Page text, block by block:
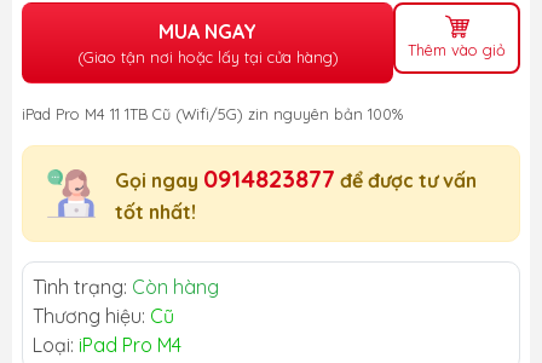
MUA NGAY
(Giao tận nơi hoặc lấy tại cửa hàng) Thêm vào giỏ
iPad Pro M4 11 1TB Cũ (Wifi/5G) zin nguyên bản 100%
Gọi ngay 0914823877 để được tư vấn
tốt nhất!
Tình trạng: Còn hàng
Thương hiệu: Cũ
Loại: iPad Pro M4